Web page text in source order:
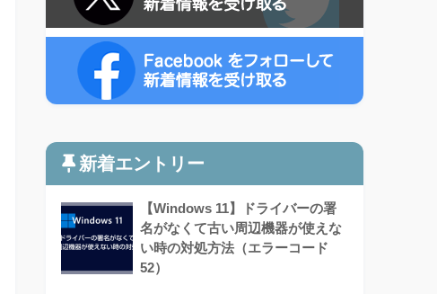
新着エントリー
【Windows 11】ドライバーの署
名がなくて古い周辺機器が使えな
い時の対処方法（エラーコード
52）